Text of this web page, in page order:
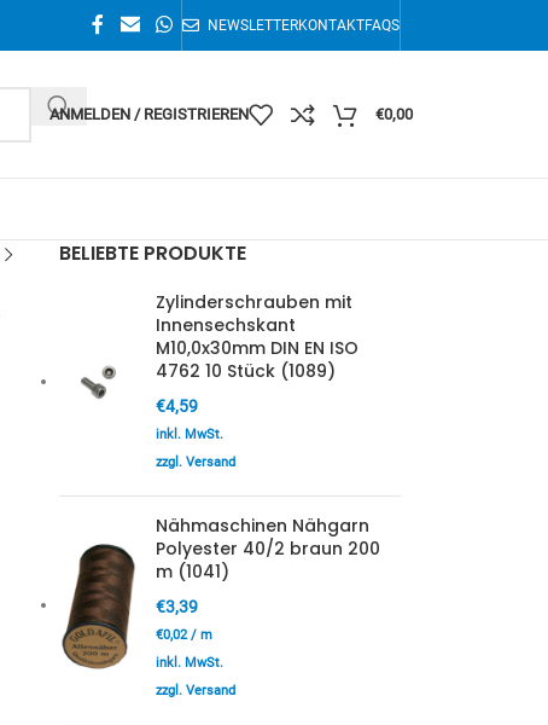
NEWSLETTERKONTAKTFAQS
ANMELDEN / REGISTRIEREN €0,00
BELIEBTE PRODUKTE
Zylinderschrauben mit
Innensechskant
M10,0x30mm DIN EN ISO
4762 10 Stück (1089)
€4,59
inkl. MwSt.
zzgl. Versand
Nähmaschinen Nähgarn
Polyester 40/2 braun 200
m (1041)
€3,39
€0,02/ m
inkl. MwSt.
zzgl. Versand